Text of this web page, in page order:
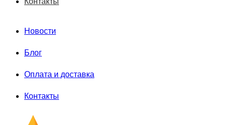
Новости
Блог
Оплата и доставка
Контакты